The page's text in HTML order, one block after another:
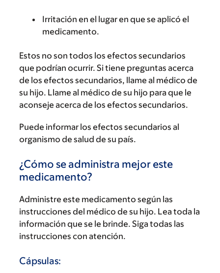
Irritación en el lugar en que se aplicó el
medicamento.
Estos no son todos los efectos secundarios
que podrían ocurrir. Si tiene preguntas acerca
de los efectos secundarios, llame al médico de
su hijo. Llame al médico de su hijo para que le
aconseje acerca de los efectos secundarios.
Puede informar los efectos secundarios al
organismo de salud de su país.
¿Cómo se administra mejor este
medicamento?
Administre este medicamento según las
instrucciones del médico de su hijo. Lea toda la
información que se le brinde. Siga todas las
instrucciones con atención.
Cápsulas: